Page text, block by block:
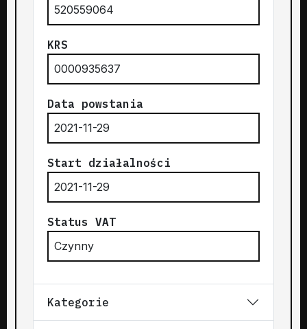
520559064
KRS
0000935637
Data powstania
2021-11-29
Start działalności
2021-11-29
Status VAT
Czynny
Kategorie